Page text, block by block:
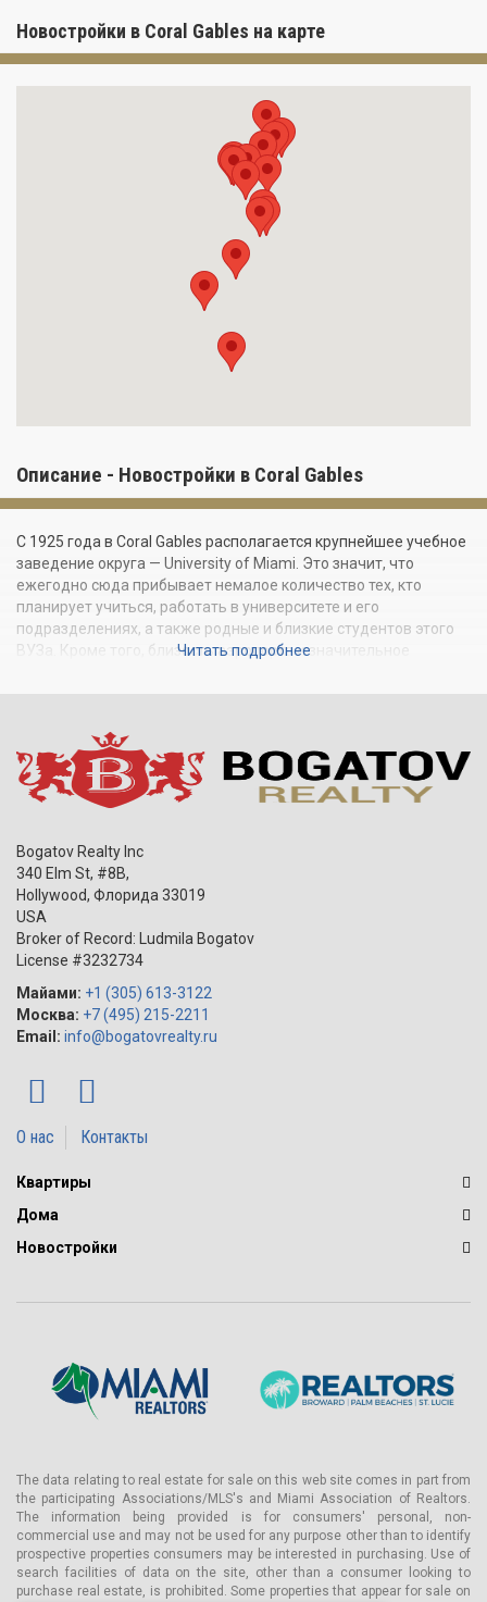
Новостройки в Coral Gables на карте
Описание - Новостройки в Coral Gables
C 1925 года в Coral Gables располагается крупнейшее учебное
заведение округа — University of Miami. Это значит, что
ежегодно сюда прибывает немалое количество тех, кто
планирует учиться, работать в университете и его
подразделениях, а также родные и близкие студентов этого
ВУЗа. Кроме того, близость аэропорта и значительное
целого ряда стран Латинской Америки и резиденции
почетных консулов Австралии, Белиза, Италии, Испании и
Монако. По этой причине новостройки в Coral Gables
пользуются популярностью на рынке недвижимости.
Читать подробнее
Bogatov Realty Inc
340 Elm St, #8B,
Hollywood, Флорида33019
USA
Broker of Record: Ludmila Bogatov
License #3232734
Майами: +1 (305) 613-3122
Москва: +7 (495) 215-2211
Email: info@bogatovrealty.ru
О нас Контакты
Квартиры
Дома
Новостройки
The data relating to real estate for sale on this web site comes in part from
the participating Associations/MLS's and Miami Association of Realtors.
The information being provided is for consumers' personal, non-
commercial use and may not be used for any purpose other than to identify
prospective properties consumers may be interested in purchasing. Use of
search facilities of data on the site, other than a consumer looking to
purchase real estate, is prohibited. Some properties that appear for sale on